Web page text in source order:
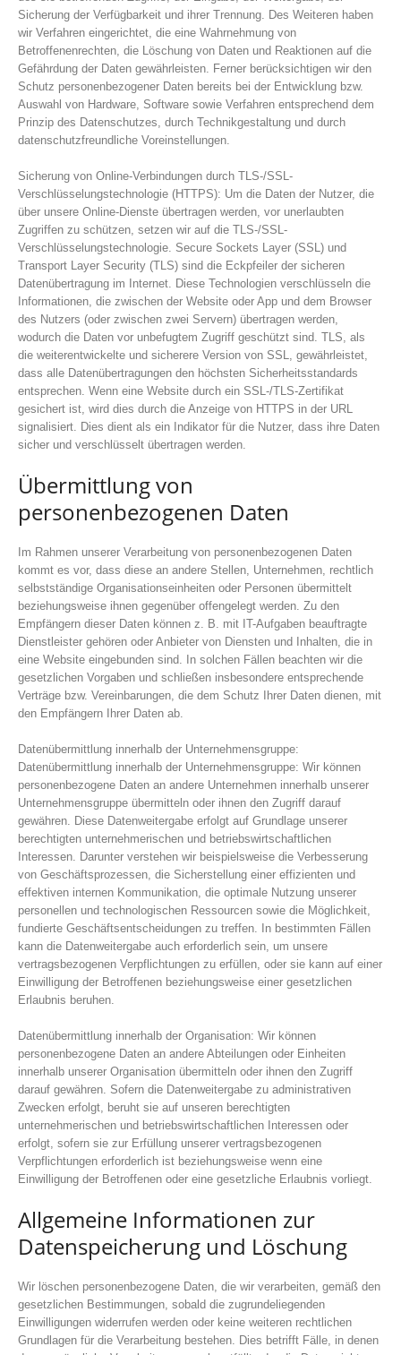
Sicherung der Verfügbarkeit und ihrer Trennung. Des Weiteren haben
wir Verfahren eingerichtet, die eine Wahrnehmung von
Betroffenenrechten, die Löschung von Daten und Reaktionen auf die
Gefährdung der Daten gewährleisten. Ferner berücksichtigen wir den
Schutz personenbezogener Daten bereits bei der Entwicklung bzw.
Auswahl von Hardware, Software sowie Verfahren entsprechend dem
Prinzip des Datenschutzes, durch Technikgestaltung und durch
datenschutzfreundliche Voreinstellungen.
Sicherung von Online-Verbindungen durch TLS-/SSL-
Verschlüsselungstechnologie (HTTPS): Um die Daten der Nutzer, die
über unsere Online-Dienste übertragen werden, vor unerlaubten
Zugriffen zu schützen, setzen wir auf die TLS-/SSL-
Verschlüsselungstechnologie. Secure Sockets Layer (SSL) und
Transport Layer Security (TLS) sind die Eckpfeiler der sicheren
Datenübertragung im Internet. Diese Technologien verschlüsseln die
Informationen, die zwischen der Website oder App und dem Browser
des Nutzers (oder zwischen zwei Servern) übertragen werden,
wodurch die Daten vor unbefugtem Zugriff geschützt sind. TLS, als
die weiterentwickelte und sicherere Version von SSL, gewährleistet,
dass alle Datenübertragungen den höchsten Sicherheitsstandards
entsprechen. Wenn eine Website durch ein SSL-/TLS-Zertifikat
gesichert ist, wird dies durch die Anzeige von HTTPS in der URL
signalisiert. Dies dient als ein Indikator für die Nutzer, dass ihre Daten
sicher und verschlüsselt übertragen werden.
Übermittlung von
personenbezogenen Daten
Im Rahmen unserer Verarbeitung von personenbezogenen Daten
kommt es vor, dass diese an andere Stellen, Unternehmen, rechtlich
selbstständige Organisationseinheiten oder Personen übermittelt
beziehungsweise ihnen gegenüber offengelegt werden. Zu den
Empfängern dieser Daten können z. B. mit IT-Aufgaben beauftragte
Dienstleister gehören oder Anbieter von Diensten und Inhalten, die in
eine Website eingebunden sind. In solchen Fällen beachten wir die
gesetzlichen Vorgaben und schließen insbesondere entsprechende
Verträge bzw. Vereinbarungen, die dem Schutz Ihrer Daten dienen, mit
den Empfängern Ihrer Daten ab.
Datenübermittlung innerhalb der Unternehmensgruppe:
Datenübermittlung innerhalb der Unternehmensgruppe: Wir können
personenbezogene Daten an andere Unternehmen innerhalb unserer
Unternehmensgruppe übermitteln oder ihnen den Zugriff darauf
gewähren. Diese Datenweitergabe erfolgt auf Grundlage unserer
berechtigten unternehmerischen und betriebswirtschaftlichen
Interessen. Darunter verstehen wir beispielsweise die Verbesserung
von Geschäftsprozessen, die Sicherstellung einer effizienten und
effektiven internen Kommunikation, die optimale Nutzung unserer
personellen und technologischen Ressourcen sowie die Möglichkeit,
fundierte Geschäftsentscheidungen zu treffen. In bestimmten Fällen
kann die Datenweitergabe auch erforderlich sein, um unsere
vertragsbezogenen Verpflichtungen zu erfüllen, oder sie kann auf einer
Einwilligung der Betroffenen beziehungsweise einer gesetzlichen
Erlaubnis beruhen.
Datenübermittlung innerhalb der Organisation: Wir können
personenbezogene Daten an andere Abteilungen oder Einheiten
innerhalb unserer Organisation übermitteln oder ihnen den Zugriff
darauf gewähren. Sofern die Datenweitergabe zu administrativen
Zwecken erfolgt, beruht sie auf unseren berechtigten
unternehmerischen und betriebswirtschaftlichen Interessen oder
erfolgt, sofern sie zur Erfüllung unserer vertragsbezogenen
Verpflichtungen erforderlich ist beziehungsweise wenn eine
Einwilligung der Betroffenen oder eine gesetzliche Erlaubnis vorliegt.
Allgemeine Informationen zur
Datenspeicherung und Löschung
Wir löschen personenbezogene Daten, die wir verarbeiten, gemäß den
gesetzlichen Bestimmungen, sobald die zugrundeliegenden
Einwilligungen widerrufen werden oder keine weiteren rechtlichen
Grundlagen für die Verarbeitung bestehen. Dies betrifft Fälle, in denen